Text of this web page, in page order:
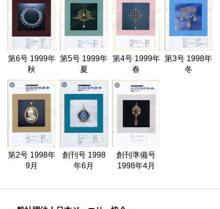
第6号 1999年
秋
第5号 1999年
夏
第4号 1999年
春
第3号 1998年
冬
第2号 1998年
9月
創刊号 1998
年6月
創刊準備号
1998年4月